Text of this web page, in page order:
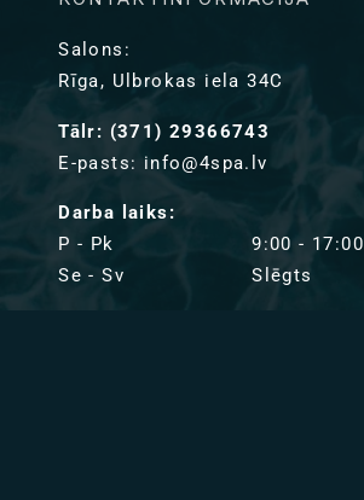
Salons:
Rīga, Ulbrokas iela 34C
Tālr: (371) 29366743
E-pasts: info@4spa.lv
Darba laiks:
P - Pk
Se - Sv
9:00 - 17:00
Slēgts